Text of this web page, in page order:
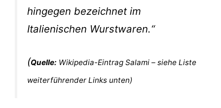
hingegen bezeichnet im
Italienischen Wurstwaren.“
(Quelle: Wikipedia-Eintrag Salami – siehe Liste
weiterführender Links unten)